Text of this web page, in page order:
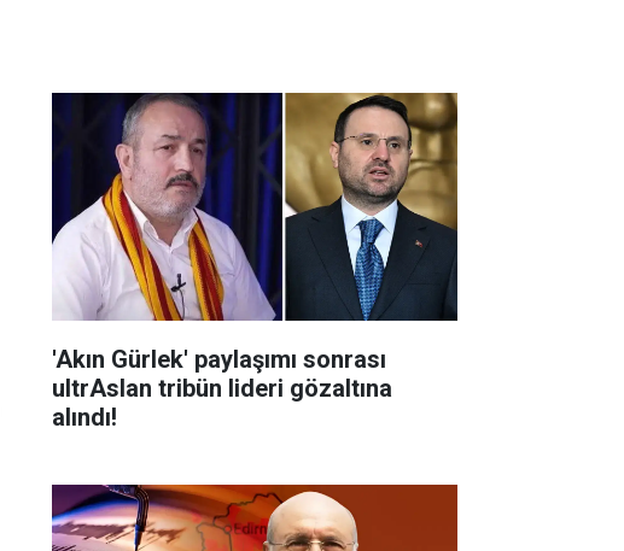
'Akın Gürlek' paylaşımı sonrası
ultrAslan tribün lideri gözaltına
alındı!